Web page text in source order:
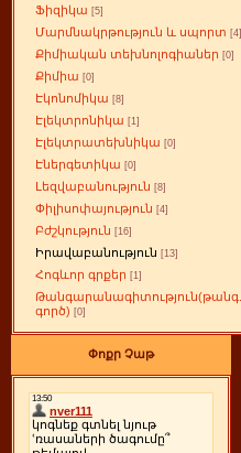
Ֆիզիկա [5]
Մարմնակրթություն և սպորտ [4]
Քիմիական տեխնոլոգիաներ [0]
Քիմիա [0]
Էկոնոմիկա [8]
Էլեկտրոնիկա [1]
Էլեկտրատեխնիկա [0]
Էներգետիկա [0]
Լեզվաբանություն [8]
Փիլիսոփայություն [4]
Բժշկություն [16]
Իրավաբանություն [13]
Հոգևոր գրքեր [1]
Թանգարանագիտություն(թանգ.
գործ) [0]
Փոքր Չաթ